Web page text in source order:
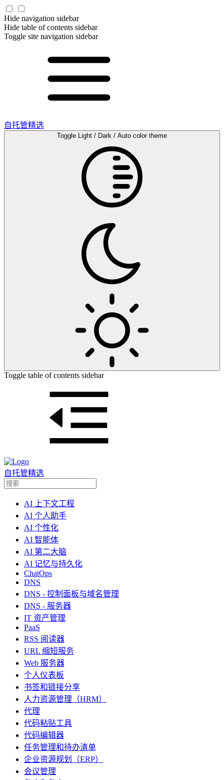
Hide navigation sidebar
Hide table of contents sidebar
Toggle site navigation sidebar
自托管精选
Toggle Light / Dark / Auto color theme
Toggle table of contents sidebar
自托管精选
AI 上下文工程
AI 个人助手
AI 个性化
AI 智能体
AI 第二大脑
AI 记忆与持久化
ChatOps
DNS
DNS - 控制面板与域名管理
DNS - 服务器
IT 资产管理
PaaS
RSS 阅读器
URL 缩短服务
Web 服务器
个人仪表板
书签和链接分享
人力资源管理（HRM）
代理
代码粘贴工具
代码编辑器
任务管理和待办清单
企业资源规划（ERP）
会议管理